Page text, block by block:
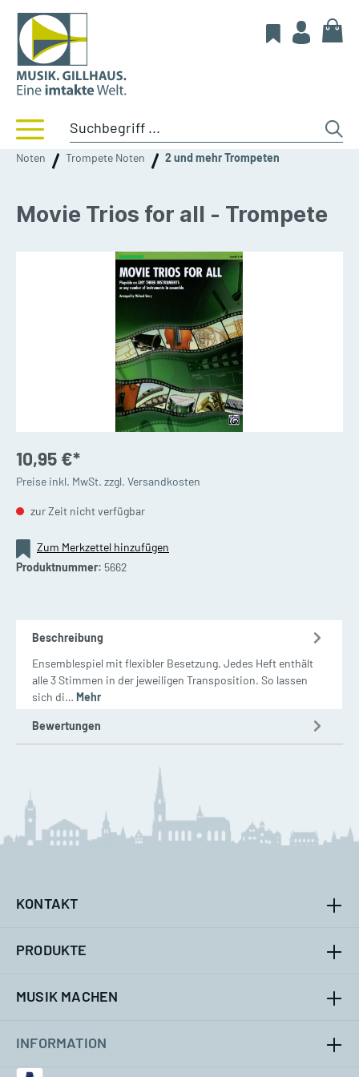
Noten Trompete Noten 2 und mehr Trompeten
Movie Trios for all - Trompete
10,95 €*
Preise inkl. MwSt. zzgl. Versandkosten
zur Zeit nicht verfügbar
Zum Merkzettel hinzufügen
Produktnummer: 5662
Beschreibung
Ensemblespiel mit flexibler Besetzung. Jedes Heft enthält
alle 3 Stimmen in der jeweiligen Transposition. So lassen
sich di… Mehr
Bewertungen
KONTAKT
PRODUKTE
MUSIK MACHEN
INFORMATION